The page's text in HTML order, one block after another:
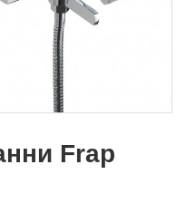
Frap